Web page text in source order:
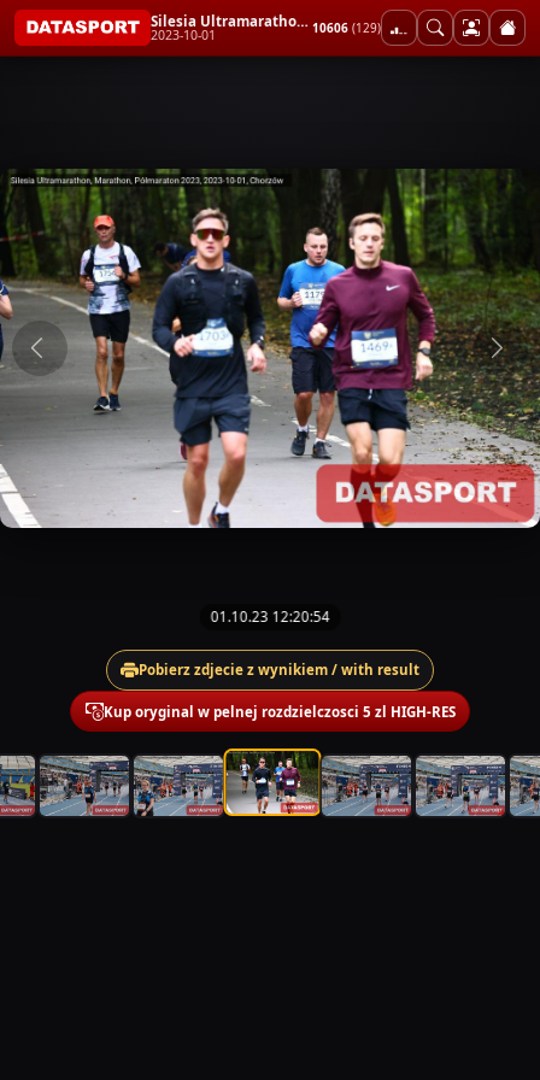
Silesia Ultramarathon, Marathon, Półmaraton 2023
2023-10-01 10606 (129)
01.10.23 12:20:54
Pobierz zdjecie z wynikiem / with result
Kup oryginal w pelnej rozdzielczosci 5 zl HIGH-RES